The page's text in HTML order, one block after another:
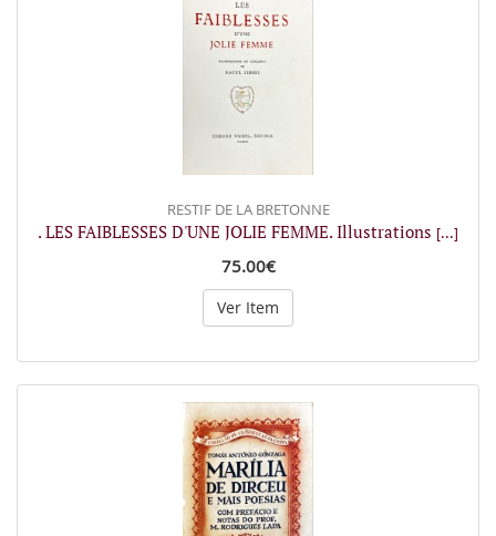
RESTIF DE LA BRETONNE
. LES FAIBLESSES D'UNE JOLIE FEMME. Illustrations [...]
75.00€
Ver Item